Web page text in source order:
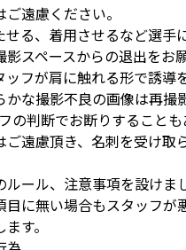
遠慮ください。
る、着用させるなど選手
スペースからの退出をお願
フが肩に触れる形で誘導
な撮影不良の画像は再撮
の判断でお断りすることも
遠慮頂き、名刺を受け取
ール、注意事項を設けま
に無い場合もスタッフが
す。